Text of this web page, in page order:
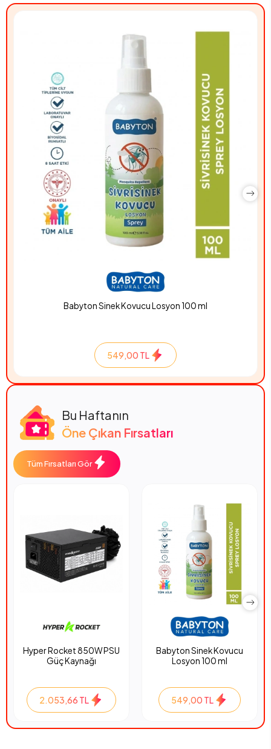
Babyton Sinek Kovucu Losyon 100 ml
549,00 TL
Bu Haftanın
Öne Çıkan Fırsatları
Tüm Fırsatları Gör
Hyper Rocket 850W PSU
Güç Kaynağı
2.053,66 TL
Babyton Sinek Kovucu
Losyon 100 ml
549,00 TL